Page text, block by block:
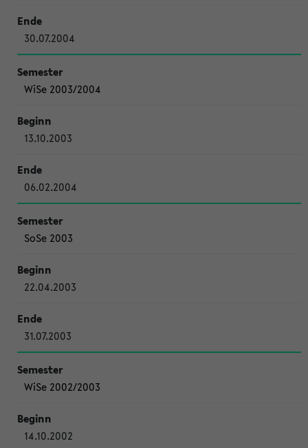
30.07.2004
WiSe 2003/2004
13.10.2003
06.02.2004
SoSe 2003
22.04.2003
31.07.2003
WiSe 2002/2003
14.10.2002